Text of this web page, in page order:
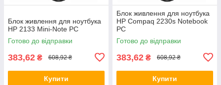
Блок живлення для ноутбука
HP 2133 Mini-Note PC
Готово до відправки
383,62 ₴ 608,92 ₴
Купити
Блок живлення для ноутбука
HP Compaq 2230s Notebook
PC
Готово до відправки
383,62 ₴ 608,92 ₴
Купити